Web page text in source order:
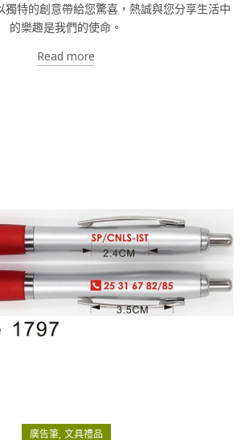
獨特的創意帶給您驚喜，熱誠與您分享生活中
的樂趣是我們的使命。
Read more
廣告筆 文具禮品